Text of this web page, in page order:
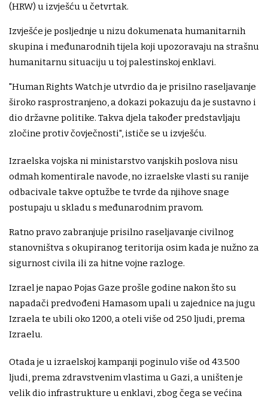
(HRW) u izvješću u četvrtak.
Izvješće je posljednje u nizu dokumenata humanitarnih
skupina i međunarodnih tijela koji upozoravaju na strašnu
humanitarnu situaciju u toj palestinskoj enklavi.
"Human Rights Watch je utvrdio da je prisilno raseljavanje
široko rasprostranjeno, a dokazi pokazuju da je sustavno i
dio državne politike. Takva djela također predstavljaju
zločine protiv čovječnosti", ističe se u izvješću.
Izraelska vojska ni ministarstvo vanjskih poslova nisu
odmah komentirale navode, no izraelske vlasti su ranije
odbacivale takve optužbe te tvrde da njihove snage
postupaju u skladu s međunarodnim pravom.
Ratno pravo zabranjuje prisilno raseljavanje civilnog
stanovništva s okupiranog teritorija osim kada je nužno za
sigurnost civila ili za hitne vojne razloge.
Izrael je napao Pojas Gaze prošle godine nakon što su
napadači predvođeni Hamasom upali u zajednice na jugu
Izraela te ubili oko 1200, a oteli više od 250 ljudi, prema
Izraelu.
Otada je u izraelskoj kampanji poginulo više od 43.500
ljudi, prema zdravstvenim vlastima u Gazi, a uništen je
velik dio infrastrukture u enklavi, zbog čega se većina